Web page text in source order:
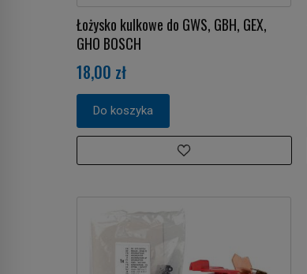
Łożysko kulkowe do GWS, GBH, GEX,
GHO BOSCH
18,00 zł
Do koszyka